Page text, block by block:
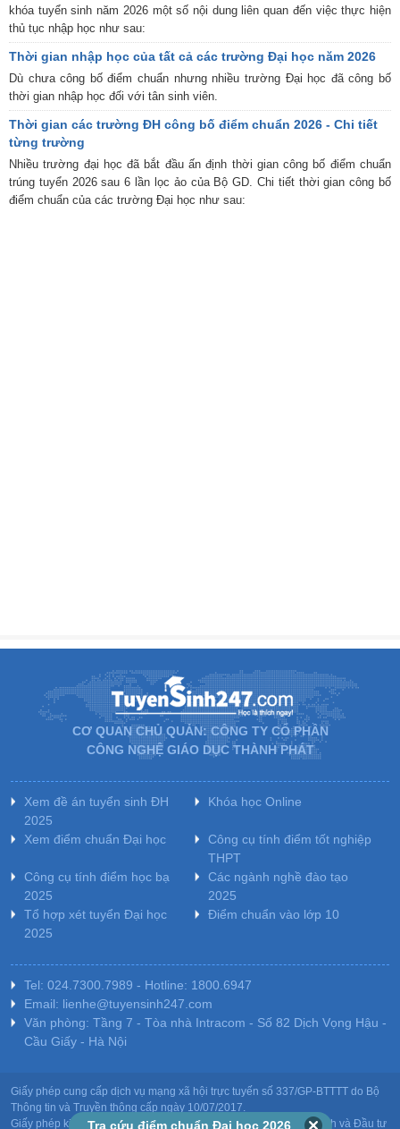
khóa tuyển sinh năm 2026 một số nội dung liên quan đến việc thực hiện
thủ tục nhập học như sau:
Thời gian nhập học của tất cả các trường Đại học năm 2026
Dù chưa công bố điểm chuẩn nhưng nhiều trường Đại học đã công bố
thời gian nhập học đối với tân sinh viên.
Thời gian các trường ĐH công bố điểm chuẩn 2026 - Chi tiết
từng trường
Nhiều trường đại học đã bắt đầu ấn định thời gian công bố điểm chuẩn
trúng tuyển 2026 sau 6 lần lọc ảo của Bộ GD. Chi tiết thời gian công bố
điểm chuẩn của các trường Đại học như sau:
CƠ QUAN CHỦ QUẢN: CÔNG TY CỔ PHẦN
CÔNG NGHỆ GIÁO DỤC THÀNH PHÁT
Xem đề án tuyển sinh ĐH
2025
Khóa học Online
Xem điểm chuẩn Đại học
Công cụ tính điểm tốt nghiệp
THPT
Công cụ tính điểm học bạ
2025
Các ngành nghề đào tạo
2025
Tổ hợp xét tuyển Đại học
2025
Điểm chuẩn vào lớp 10
Tel: 024.7300.7989 - Hotline: 1800.6947
Email: lienhe@tuyensinh247.com
Văn phòng: Tầng 7 - Tòa nhà Intracom - Số 82 Dịch Vọng Hậu -
Cầu Giấy - Hà Nội
Giấy phép cung cấp dịch vụ mạng xã hội trực tuyến số 337/GP-BTTTT do Bộ
Thông tin và Truyền thông cấp ngày 10/07/2017.
Giấy phép kinh doanh giáo dục: MST-0106478082 do Sở Kế hoạch và Đầu tư
Tra cứu điểm chuẩn Đại học 2026